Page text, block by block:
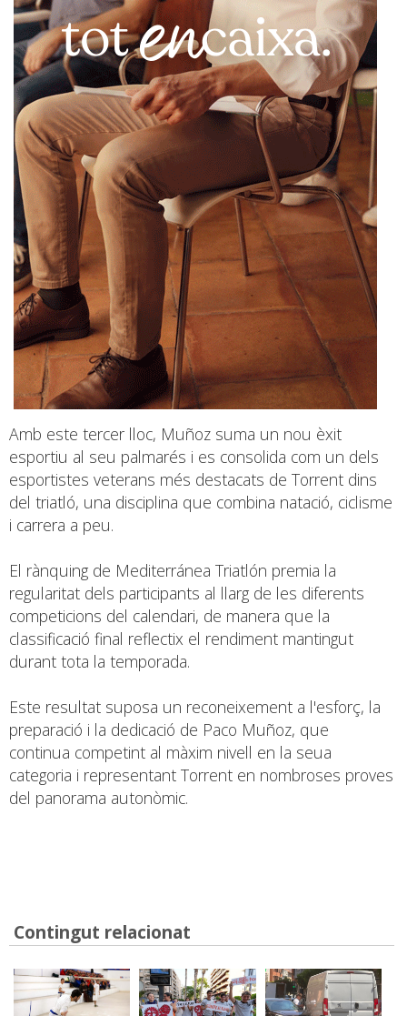
Amb este tercer lloc, Muñoz suma un nou èxit
esportiu al seu palmarés i es consolida com un dels
esportistes veterans més destacats de Torrent dins
del triatló, una disciplina que combina natació, ciclisme
i carrera a peu.
El rànquing de Mediterránea Triatlón premia la
regularitat dels participants al llarg de les diferents
competicions del calendari, de manera que la
classificació final reflectix el rendiment mantingut
durant tota la temporada.
Este resultat suposa un reconeixement a l'esforç, la
preparació i la dedicació de Paco Muñoz, que
continua competint al màxim nivell en la seua
categoria i representant Torrent en nombroses proves
del panorama autonòmic.
Contingut relacionat